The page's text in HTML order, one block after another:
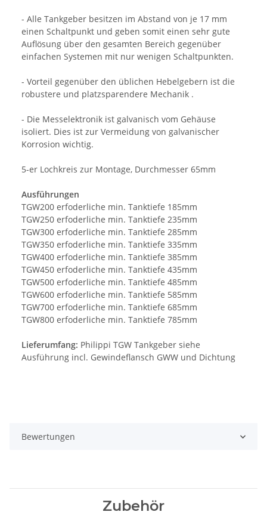
- Alle Tankgeber besitzen im Abstand von je 17 mm
einen Schaltpunkt und geben somit einen sehr gute
Auflösung über den gesamten Bereich gegenüber
einfachen Systemen mit nur wenigen Schaltpunkten.
- Vorteil gegenüber den üblichen Hebelgebern ist die
robustere und platzsparendere Mechanik .
- Die Messelektronik ist galvanisch vom Gehäuse
isoliert. Dies ist zur Vermeidung von galvanischer
Korrosion wichtig.
5-er Lochkreis zur Montage, Durchmesser 65mm
Ausführungen
TGW200 erfoderliche min. Tanktiefe 185mm
TGW250 erfoderliche min. Tanktiefe 235mm
TGW300 erfoderliche min. Tanktiefe 285mm
TGW350 erfoderliche min. Tanktiefe 335mm
TGW400 erfoderliche min. Tanktiefe 385mm
TGW450 erfoderliche min. Tanktiefe 435mm
TGW500 erfoderliche min. Tanktiefe 485mm
TGW600 erfoderliche min. Tanktiefe 585mm
TGW700 erfoderliche min. Tanktiefe 685mm
TGW800 erfoderliche min. Tanktiefe 785mm
Lieferumfang: Philippi TGW Tankgeber siehe
Ausführung incl. Gewindeflansch GWW und Dichtung
Bewertungen
Zubehör